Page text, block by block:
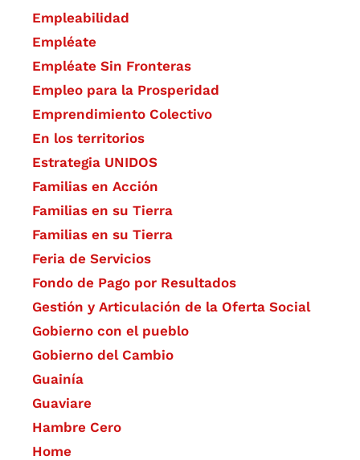
Empleabilidad
Empléate
Empléate Sin Fronteras
Empleo para la Prosperidad
Emprendimiento Colectivo
En los territorios
Estrategia UNIDOS
Familias en Acción
Familias en su Tierra
Familias en su Tierra
Feria de Servicios
Fondo de Pago por Resultados
Gestión y Articulación de la Oferta Social
Gobierno con el pueblo
Gobierno del Cambio
Guainía
Guaviare
Hambre Cero
Home